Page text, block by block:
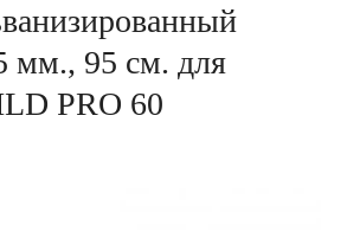
мм., 95 см. для
PRO 60